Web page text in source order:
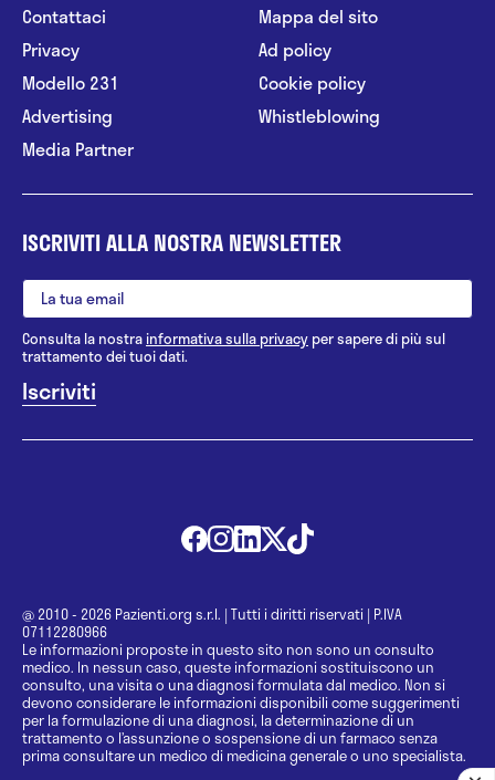
Contattaci
Privacy
Modello 231
Advertising
Media Partner
Mappa del sito
Ad policy
Cookie policy
Whistleblowing
ISCRIVITI ALLA NOSTRA NEWSLETTER
Consulta la nostrainformativa sulla privacy per sapere di più sul
trattamento dei tuoi dati.
@ 2010 - 2026 Pazienti.org s.r.l. | Tutti i diritti riservati | P.IVA
07112280966
Le informazioni proposte in questo sito non sono un consulto
medico. In nessun caso, queste informazioni sostituiscono un
consulto, una visita o una diagnosi formulata dal medico. Non si
devono considerare le informazioni disponibili come suggerimenti
per la formulazione di una diagnosi, la determinazione di un
trattamento o l’assunzione o sospensione di un farmaco senza
prima consultare un medico di medicina generale o uno specialista.